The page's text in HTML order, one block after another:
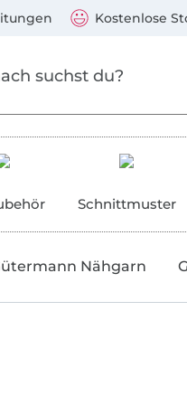
Kostenlose
Schnittmuster
Nähgarn
Mastercard, PayPal,